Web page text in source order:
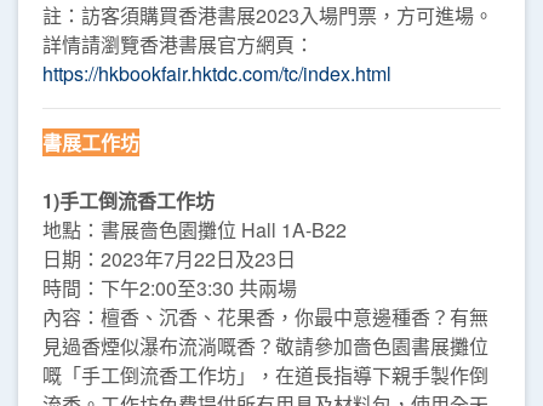
註：訪客須購買香港書展2023入場門票，方可進場。
詳情請瀏覽香港書展官方網頁：
https://hkbookfair.hktdc.com/tc/index.html
書展工作坊
1)手工倒流香工作坊
地點：書展嗇色園攤位 Hall 1A-B22
日期：2023年7月22日及23日
時間：下午2:00至3:30 共兩場
內容：檀香、沉香、花果香，你最中意邊種香？有無
見過香煙似瀑布流淌嘅香？敬請參加嗇色園書展攤位
嘅「手工倒流香工作坊」，在道長指導下親手製作倒